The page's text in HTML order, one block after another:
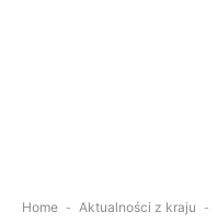
Home - Aktualności z kraju -